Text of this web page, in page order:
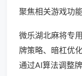
聚焦相关游戏功
微乐湖北麻将专
牌策略、暗杠优
通过AI算法调整